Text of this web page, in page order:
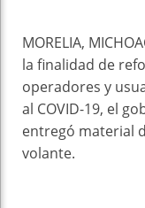
MORELIA,
la finalidad de
operadores y
al COVID-19, el
entregó material
volante.